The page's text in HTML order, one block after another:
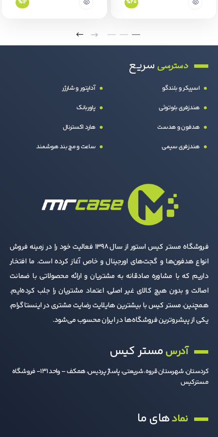
%20
%12
دسترسیسریع
اسپیکر و بلندگو
هندزفری بلوتوثی
هدفون و هدست
هندزفری سیمی
آداپتور و شارژر
پاوربانک
هارد اکسترنال
ساعت و مچ بند هوشمند
فروشگاه مستر کیس استور از سال 1398 فعالیت خود را در زمینه فروش
انواع هدفون‌ها و گجت‌های اورجینال و خاص آغاز کرده است. ما افتخار
داریم که با مشاوره صادقانه به مشتریان و ارائه محصولاتی با ضمانت
اصالت و بدون هیچ کالای غیر اصلی، اعتماد مشتریان را جلب کرده‌ایم.
همچنین، مستر کیس با بیشترین هایلایت رضایت مشتری در اینستاگرام،
یکی از پیشروترین فروشگاه‌ها در ایران محسوب می‌شود.
آدرسمستر کیس
کردستان، شهرستان قروه، شریعتی، پاساژ پردیس، همکف – واحد 131- فروشگاه
مسترکیس
نمادهای ما